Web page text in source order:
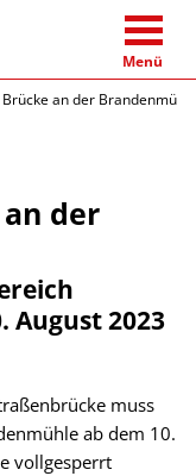
Menü
an der Brandenmühle
der
August 2023
muss
ab dem 10.
vollgesperrt